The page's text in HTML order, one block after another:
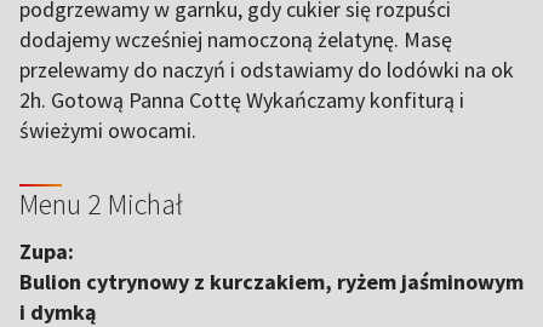
podgrzewamy w garnku, gdy cukier się rozpuści
dodajemy wcześniej namoczoną żelatynę. Masę
przelewamy do naczyń i odstawiamy do lodówki na ok
2h. Gotową Panna Cottę Wykańczamy konfiturą i
świeżymi owocami.
Menu 2 Michał
Zupa:
Bulion cytrynowy z kurczakiem, ryżem jaśminowym
i dymką